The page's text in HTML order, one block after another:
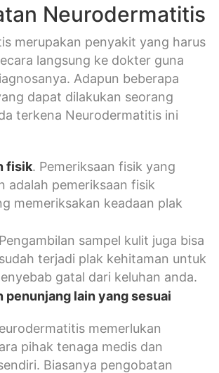
Neurodermatitis
merupakan penyakit yang harus
langsung ke dokter guna
Adapun beberapa
dapat dilakukan seorang
terkena Neurodermatitis ini
fisik. Pemeriksaan fisik yang
adalah pemeriksaan fisik
memeriksakan keadaan plak
sampel kulit juga bisa
terjadi plak kehitaman untuk
gatal dari keluhan anda.
penunjang lain yang sesuai
memerlukan
pihak tenaga medis dan
Biasanya pengobatan